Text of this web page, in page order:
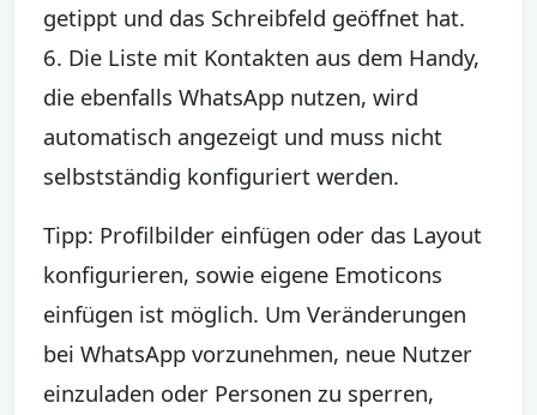
getippt und das Schreibfeld geöffnet hat.
6. Die Liste mit Kontakten aus dem Handy,
die ebenfalls WhatsApp nutzen, wird
automatisch angezeigt und muss nicht
selbstständig konfiguriert werden.
Tipp: Profilbilder einfügen oder das Layout
konfigurieren, sowie eigene Emoticons
einfügen ist möglich. Um Veränderungen
bei WhatsApp vorzunehmen, neue Nutzer
einzuladen oder Personen zu sperren,